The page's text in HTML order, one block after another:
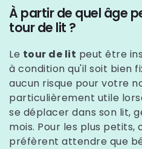
À partir de quel âge
tour de lit ?
Le tour de lit peut être
à condition qu'il soit bien
aucun risque pour votre
particulièrement utile
se déplacer dans son lit,
mois. Pour les plus
préfèrent attendre que